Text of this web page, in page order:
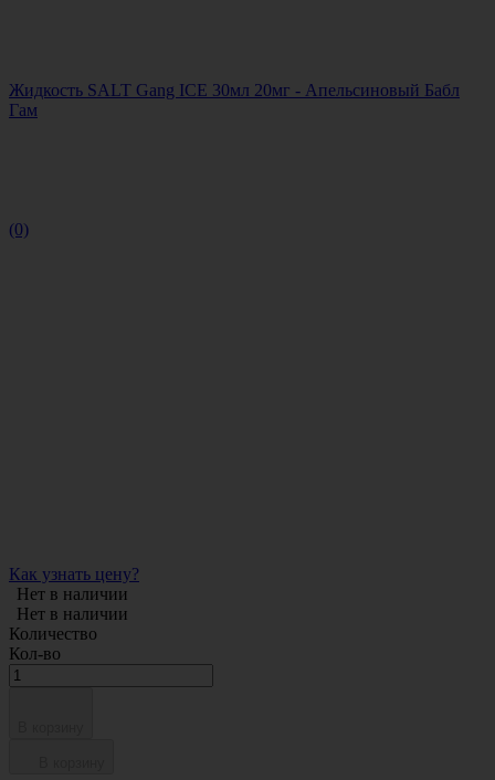
Жидкость SALT Gang ICE 30мл 20мг - Апельсиновый Бабл
Гам
(0)
Как узнать цену?
Нет в наличии
Нет в наличии
Количество
Кол-во